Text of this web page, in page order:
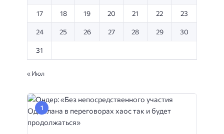
17 18 19 20 21 22 23
24 25 26 27 28 29 30
31
« Июл